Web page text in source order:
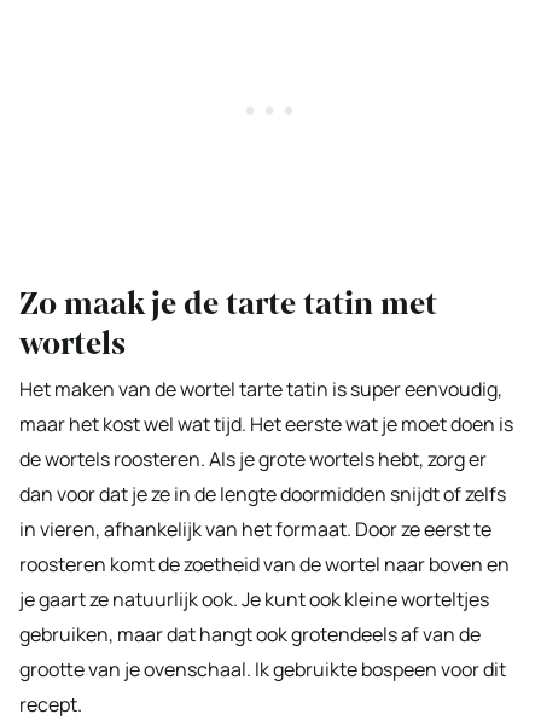
Zo maak je de tarte tatin met
wortels
Het maken van de wortel tarte tatin is super eenvoudig,
maar het kost wel wat tijd. Het eerste wat je moet doen is
de wortels roosteren. Als je grote wortels hebt, zorg er
dan voor dat je ze in de lengte doormidden snijdt of zelfs
in vieren, afhankelijk van het formaat. Door ze eerst te
roosteren komt de zoetheid van de wortel naar boven en
je gaart ze natuurlijk ook. Je kunt ook kleine worteltjes
gebruiken, maar dat hangt ook grotendeels af van de
grootte van je ovenschaal. Ik gebruikte bospeen voor dit
recept.